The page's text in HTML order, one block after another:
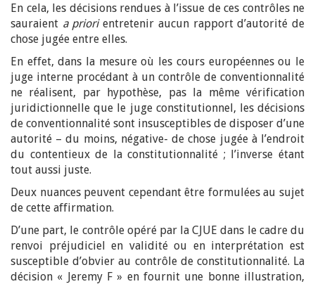
En cela, les décisions rendues à l’issue de ces contrôles ne
sauraient a priorientretenir aucun rapport d’autorité de
chose jugée entre elles.
En effet, dans la mesure où les cours européennes ou le
juge interne procédant à un contrôle de conventionnalité
ne réalisent, par hypothèse, pas la même vérification
juridictionnelle que le juge constitutionnel, les décisions
de conventionnalité sont insusceptibles de disposer d’une
autorité – du moins, négative- de chose jugée à l’endroit
du contentieux de la constitutionnalité ; l’inverse étant
tout aussi juste.
Deux nuances peuvent cependant être formulées au sujet
de cette affirmation.
D’une part, le contrôle opéré par la CJUE dans le cadre du
renvoi préjudiciel en validité ou en interprétation est
susceptible d’obvier au contrôle de constitutionnalité. La
décision « Jeremy F » en fournit une bonne illustration,